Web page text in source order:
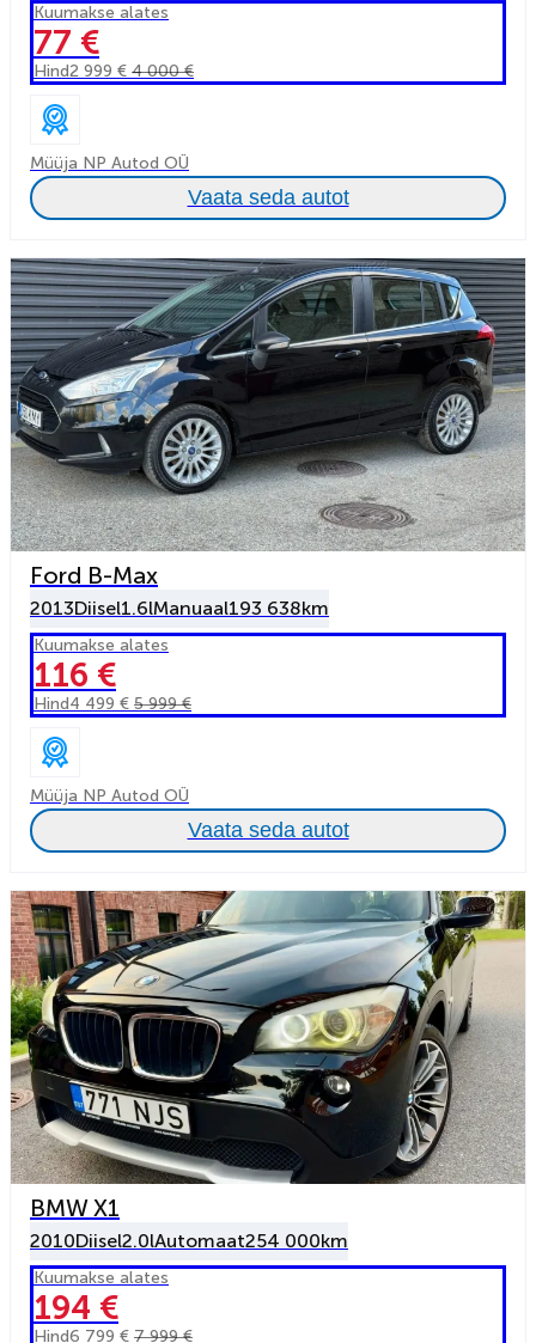
Kuumakse alates
77 €
Hind2 999 € 4 000 €
Müüja NP Autod OÜ
Vaata seda autot
Ford B-Max
2013Diisel1.6lManuaal193 638km
Kuumakse alates
116 €
Hind4 499 € 5 999 €
Müüja NP Autod OÜ
Vaata seda autot
BMW X1
2010Diisel2.0lAutomaat254 000km
Kuumakse alates
194 €
Hind6 799 € 7 999 €